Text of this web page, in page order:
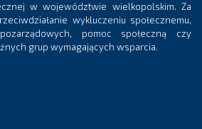
w województwie wielkopolskim. Za
wykluczeniu społecznemu,
pomoc społeczną czy
grup wymagających wsparcia.